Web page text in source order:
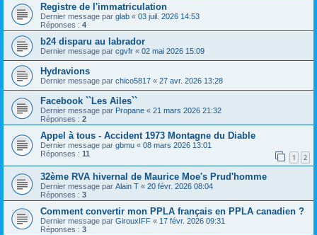
Registre de l'immatriculation
Dernier message par glab « 03 juil. 2026 14:53
Réponses : 4
b24 disparu au labrador
Dernier message par cgvfr « 02 mai 2026 15:09
Hydravions
Dernier message par chico5817 « 27 avr. 2026 13:28
Facebook ``Les Ailes``
Dernier message par Propane « 21 mars 2026 21:32
Réponses : 2
Appel à tous - Accident 1973 Montagne du Diable
Dernier message par gbmu « 08 mars 2026 13:01
Réponses : 11 1 2
32ème RVA hivernal de Maurice Moe's Prud'homme
Dernier message par Alain T « 20 févr. 2026 08:04
Réponses : 3
Comment convertir mon PPLA français en PPLA canadien ?
Dernier message par GirouxIFF « 17 févr. 2026 09:31
Réponses : 3